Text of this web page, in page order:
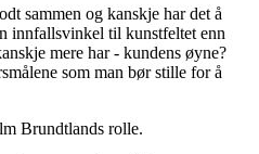
sammen og kanskje har det å
innfallsvinkel til kunstfeltet enn
mere har - kundens øyne?
som man bør stille for å
Brundtlands rolle.